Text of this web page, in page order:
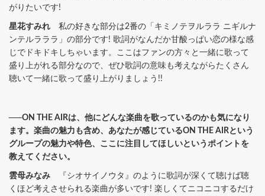
がりたいです!
星花すみれ 私の好きな部分は2番の「キミノテヲルララ ニギルナ
ンテルラララ」の部分です! 歌詞がなんだか甘酸っぱい恋の様な感
じでドキドキしちゃいます。ここはファンの方々と一緒に歌って
盛り上がれる部分なので、ぜひ歌詞の意味も考えながらたくさん
聴いて一緒に歌って盛り上がりましょう!!
──ON THE AIRは、他にどんな楽曲を歌っているのかも気になり
ます。楽曲の魅力も含め、あなたが感じているON THE AIRという
グループの魅力や特色、ここに注目してほしいというポイントを
教えてください。
雲母みなみ 『シオサイノウタ』のように歌詞が深くて聴けば聴
くほど考えさせられる楽曲が多いです! 楽しくてニコニコするだけ